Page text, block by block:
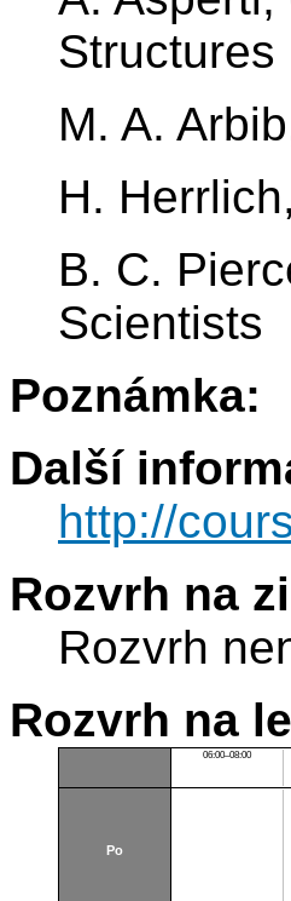
Structures
M. A.
H.
B. C.
Scientists
Poznámka:
Další
http://
Rozvrh na
Rozvrh
Rozvrh na
06:00–08:00
Po